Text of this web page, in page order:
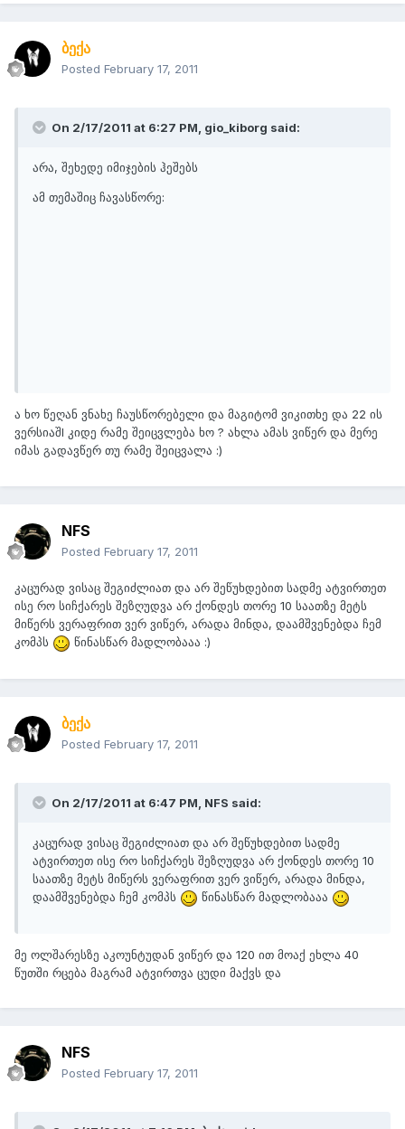
ბექა
Posted February 17, 2011
On 2/17/2011 at 6:27 PM, gio_kiborg said:
არა, შეხედე იმიჯების ჰეშებს
ამ თემაშიც ჩავასწორე:
ა ხო წეღან ვნახე ჩაუსწორებელი და მაგიტომ ვიკითხე და 22 ის
ვერსიაშI კიდე რამე შეიცვლება ხო ? ახლა ამას ვიწერ და მერე
იმას გადავწერ თუ რამე შეიცვალა :)
NFS
Posted February 17, 2011
კაცურად ვისაც შეგიძლიათ და არ შეწუხდებით სადმე ატვირთეთ
ისე რო სიჩქარეს შეზღუდვა არ ქონდეს თორე 10 საათზე მეტს
მიწერს ვერაფრით ვერ ვიწერ, არადა მინდა, დაამშვენებდა ჩემ
კომპს
წინასწარ მადლობააა :)
ბექა
Posted February 17, 2011
On 2/17/2011 at 6:47 PM, NFS said:
კაცურად ვისაც შეგიძლიათ და არ შეწუხდებით სადმე
ატვირთეთ ისე რო სიჩქარეს შეზღუდვა არ ქონდეს თორე 10
საათზე მეტს მიწერს ვერაფრით ვერ ვიწერ, არადა მინდა,
დაამშვენებდა ჩემ კომპს
წინასწარ მადლობააა
მე ოლშარესზე აკოუნტუდან ვიწერ და 120 ით მოაქ ეხლა 40
წუთში რცება მაგრამ ატვირთვა ცუდი მაქვს და
NFS
Posted February 17, 2011